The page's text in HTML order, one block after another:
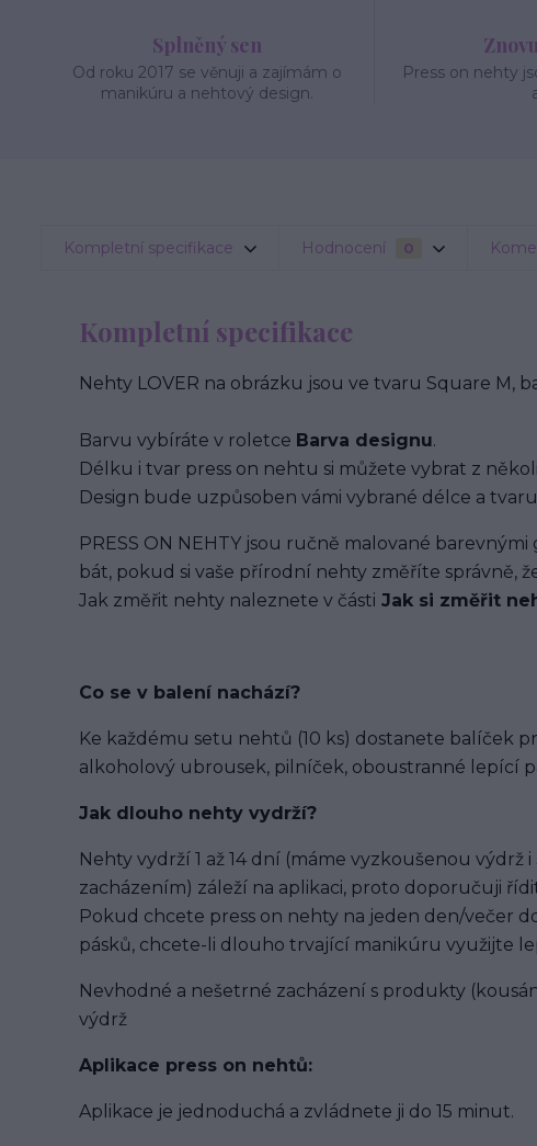
Splněný sen
Od roku 2017 se věnuji a zajímám o
manikúru a nehtový design.
Press on nehty
Kompletní specifikace Hodnocení 0
Kompletní specifikace
Nehty LOVER na obrázku jsou ve tvaru Square M,
Barvu vybíráte v roletce Barva designu.
Délku i tvar press on nehtu si můžete vybrat z
Design bude uzpůsoben vámi vybrané délce a
PRESS ON NEHTY jsou ručně malované
bát, pokud si vaše přírodní nehty změříte správně,
Jak změřit nehty naleznete v části Jak si změřit
Co se v balení nachází?
Ke každému setu nehtů (10 ks) dostanete balíček
alkoholový ubrousek, pilníček, oboustranné lepící
Jak dlouho nehty vydrží?
Nehty vydrží 1 až 14 dní (máme vyzkoušenou výdrž
zacházením) záleží na aplikaci, proto doporučuji
Pokud chcete press on nehty na jeden den/večer
pásků, chcete-li dlouho trvající manikúru využijte
Nevhodné a nešetrné zacházení s produkty
výdrž
Aplikace press on nehtů:
Aplikace je jednoduchá a zvládnete ji do 15 minut.